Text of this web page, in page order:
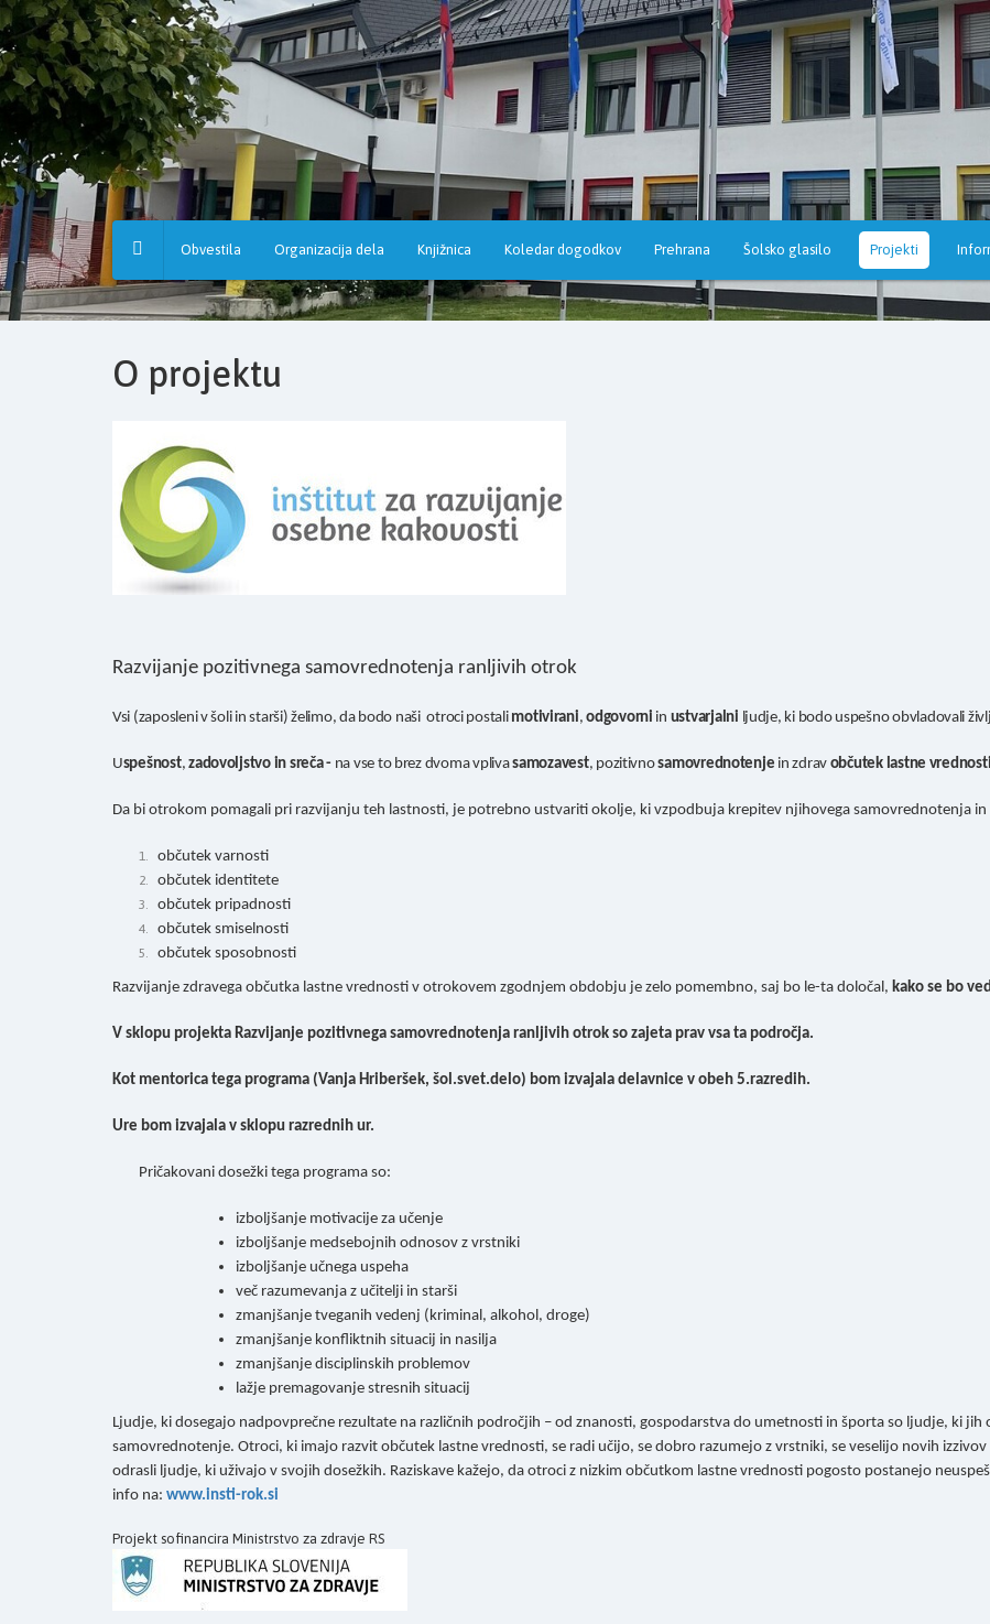
Osnovna
šola
Hruševec
Obvestila Organizacija dela Knjižnica Koledar dogodkov Prehrana Šolsko glasilo Projekti
O projektu
Razvijanje pozitivnega samovrednotenja ranljivih otrok
Vsi (zaposleni v šoli in starši) želimo, da bodo naši otroci postali motivirani,odgovorni in ustvarjalni ljudje, ki bodo uspešno obvladovali
Uspešnost,zadovoljstvo in sreča -na vse to brez dvoma vplivasamozavest, pozitivnosamovrednotenje in zdrav občutek lastne vrednosti
Da bi otrokom pomagali pri razvijanju teh lastnosti, je potrebno ustvariti okolje, ki vzpodbuja krepitev njihovega samovrednotenja
občutek varnosti
občutek identitete
občutek pripadnosti
občutek smiselnosti
občutek sposobnosti
Razvijanje zdravega občutka lastne vrednosti v otrokovem zgodnjem obdobju je zelo pomembno, saj bo le-ta določal, kako se bo
V sklopu projekta Razvijanje pozitivnega samovrednotenja ranljivih otrok so zajeta prav vsa ta področja.
Kot mentorica tega programa (Vanja Hriberšek, šol.svet.delo) bom izvajala delavnice v obeh 5.razredih.
Ure bom izvajala v sklopu razrednih ur.
Pričakovani dosežki tega programa so:
izboljšanje motivacije za učenje
izboljšanje medsebojnih odnosov z vrstniki
izboljšanje učnega uspeha
več razumevanja z učitelji in starši
zmanjšanje tveganih vedenj (kriminal, alkohol, droge)
zmanjšanje konfliktnih situacij in nasilja
zmanjšanje disciplinskih problemov
lažje premagovanje stresnih situacij
Ljudje, ki dosegajo nadpovprečne rezultate na različnih področjih – od znanosti, gospodarstva do umetnosti in športa so ljudje, ki
samovrednotenje. Otroci, ki imajo razvit občutek lastne vrednosti, se radi učijo, se dobro razumejo z vrstniki, se veselijo novih
odrasli ljudje, ki uživajo v svojih dosežkih. Raziskave kažejo, da otroci z nizkim občutkom lastne vrednosti pogosto postanejo
info na: www.insti-rok.si
Projekt sofinancira Ministrstvo za zdravje RS